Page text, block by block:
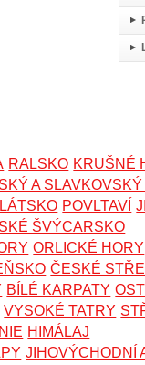
RALSKO KRUŠNÉ
A SLAVKOVSKÝ
POVLTAVÍ
ŠVÝCARSKO
ORLICKÉ HORY
ČESKÉ
BÍLÉ KARPATY
VYSOKÉ TATRY
HIMÁLAJ
JIHOVÝCHODNÍ